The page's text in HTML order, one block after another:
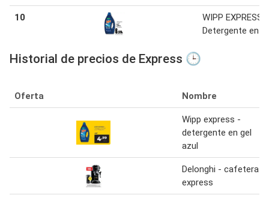
10
WIPP EXPRESS
Detergente en
Historial de precios de Express 🕒
Oferta Nombre
Wipp express -
detergente en gel
azul
Delonghi - cafetera
express